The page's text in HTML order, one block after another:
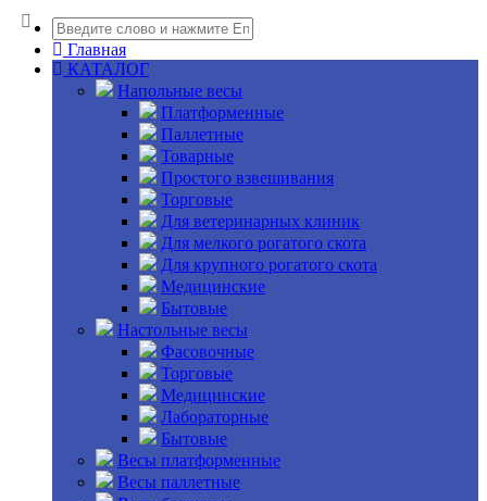
Главная
КАТАЛОГ
Напольные весы
Платформенные
Паллетные
Товарные
Простого взвешивания
Торговые
Для ветеринарных клиник
Для мелкого рогатого скота
Для крупного рогатого скота
Медицинские
Бытовые
Настольные весы
Фасовочные
Торговые
Медицинские
Лабораторные
Бытовые
Весы платформенные
Весы паллетные